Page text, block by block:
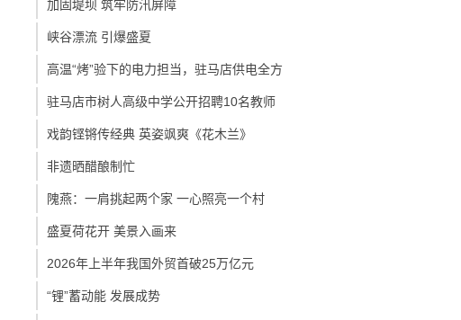
加固堤坝 筑牢防汛屏障
峡谷漂流 引爆盛夏
高温“烤”验下的电力担当，驻马店供电全方
驻马店市树人高级中学公开招聘10名教师
戏韵铿锵传经典 英姿飒爽《花木兰》
非遗晒醋酿制忙
隗燕：一肩挑起两个家 一心照亮一个村
盛夏荷花开 美景入画来
2026年上半年我国外贸首破25万亿元
“锂”蓄动能 发展成势